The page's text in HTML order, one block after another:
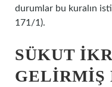
durumlar bu kuralın
171/1).
SÜKUT
GELIRMIŞ